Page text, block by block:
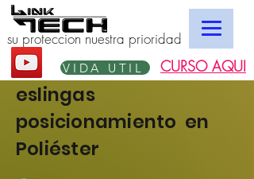
su proteccion nuestra prioridad
CURSO AQUI
VIDA UTIL
eslingas
posicionamiento en
Poliéster